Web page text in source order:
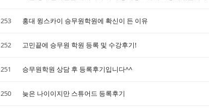
253 홍대 윙스카이 승무원학원에 확신이 든 이유
252 고민끝에 승무원 학원 등록 및 수강후기!
251 승무원학원 상담 후 등록후기입니다^^
250 늦은 나이이지만 스튜어드 등록후기